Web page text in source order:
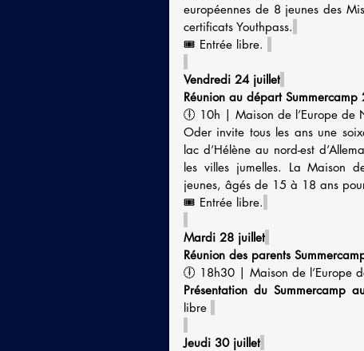
européennes de 8 jeunes des
certificats Youthpass.
🎟️ Entrée libre.
Vendredi 24 juillet
Réunion au départ
🕕 10h | Maison de l’Europe de
Oder invite tous les ans une
lac d’Hélène au nord-est
les villes jumelles. La Maison
jeunes, âgés de 15 à 18 ans
🎟️ Entrée libre.
Mardi 28 juillet
Réunion des parents
🕕 18h30 | Maison de l’Europe
Présentation du Summercamp
libre
Jeudi 30 juillet